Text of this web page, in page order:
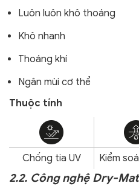
Luôn luôn khô thoáng
Khô nhanh
Thoáng khí
Ngăn mùi cơ thể
Thuộc tính
Chống tia UV Kiểm
2.2. Công nghệ Dry-